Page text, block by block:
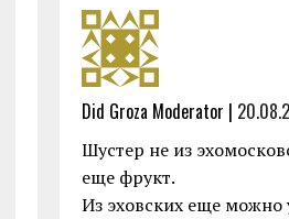
Did Groza Moderator |
Шустер не из
еще фрукт.
Из эховских еще можно